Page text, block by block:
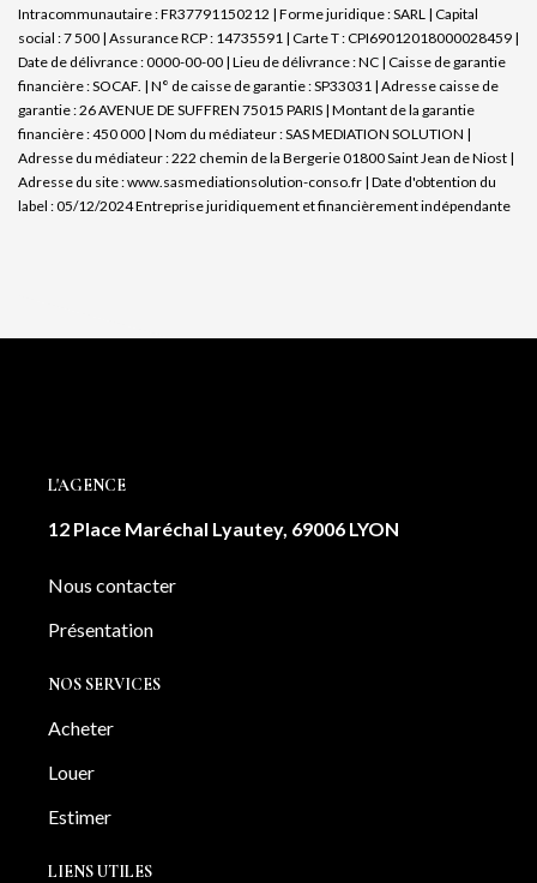
Intracommunautaire : FR37791150212 | Forme juridique : SARL | Capital
social : 7 500 | Assurance RCP : 14735591 | Carte T : CPI69012018000028459 |
Date de délivrance : 0000-00-00 | Lieu de délivrance : NC | Caisse de garantie
financière : SOCAF. | N° de caisse de garantie : SP33031 | Adresse caisse de
garantie : 26 AVENUE DE SUFFREN 75015 PARIS | Montant de la garantie
financière : 450 000 | Nom du médiateur : SAS MEDIATION SOLUTION |
Adresse du médiateur : 222 chemin de la Bergerie 01800 Saint Jean de Niost |
Adresse du site :www.sasmediationsolution-conso.fr | Date d'obtention du
label : 05/12/2024Entreprise juridiquement et financièrement indépendante
L'AGENCE
12 Place Maréchal Lyautey, 69006 LYON
Nous contacter
Présentation
NOS SERVICES
Acheter
Louer
Estimer
LIENS UTILES